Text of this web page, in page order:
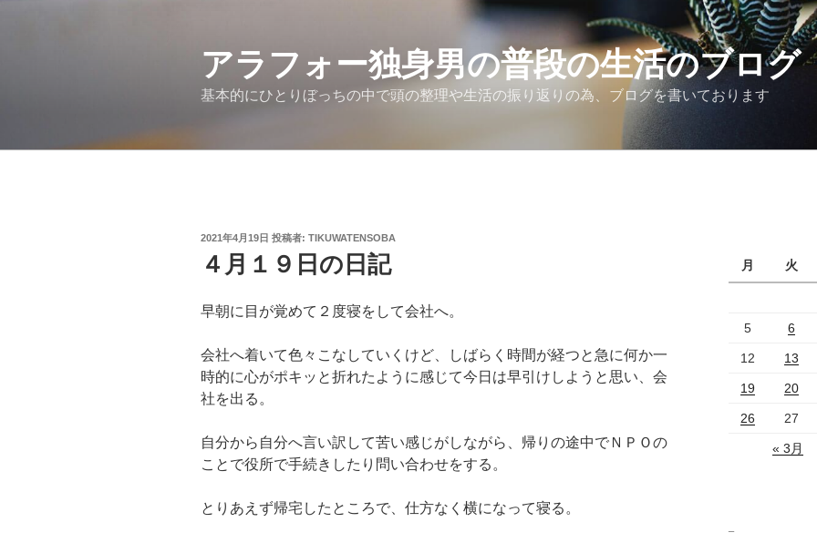
アラフォー独身男の普段の生活のブログ
基本的にひとりぼっちの中で頭の整理や生活の振り返りの為、ブログを書いております
投
日:
2021年4月19日 投稿者: TIKUWATENSOBA
４月１９日の日記
早朝に目が覚めて２度寝をして会社へ。
会社へ着いて色々こなしていくけど、しばらく時間が経つと急に何か一
時的に心がポキッと折れたように感じて今日は早引けしようと思い、会
社を出る。
自分から自分へ言い訳して苦い感じがしながら、帰りの途中でＮＰＯの
ことで役所で手続きしたり問い合わせをする。
とりあえず帰宅したところで、仕方なく横になって寝る。
月 火
5 6
12 13
19 20
26 27
« 3月